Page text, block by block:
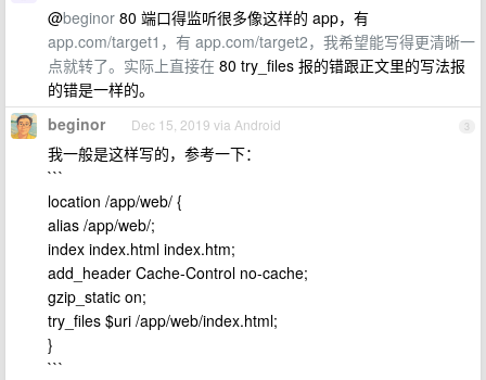
@beginor 80 端口得监听很多像这样的 app，有
app.com/target1，有 app.com/target2，我希望能写得更清晰一
点就转了。实际上直接在 80 try_files 报的错跟正文里的写法报
的错是一样的。
3
beginor Dec 15, 2019 via Android
我一般是这样写的，参考一下：
```
location /app/web/ {
alias /app/web/;
index index.html index.htm;
add_header Cache-Control no-cache;
gzip_static on;
try_files $uri /app/web/index.html;
}
```